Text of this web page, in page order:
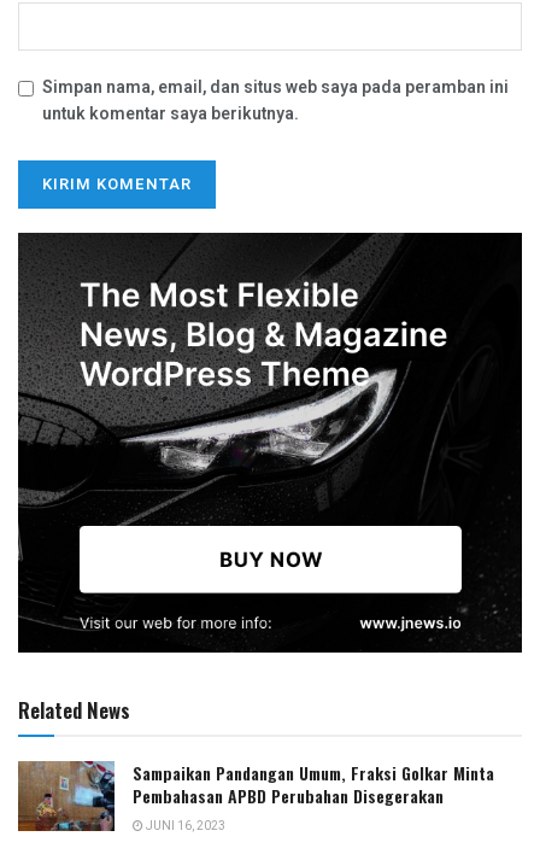
Simpan nama, email, dan situs web saya pada peramban ini
untuk komentar saya berikutnya.
Related News
Sampaikan Pandangan Umum, Fraksi Golkar Minta
Pembahasan APBD Perubahan Disegerakan
JUNI 16, 2023